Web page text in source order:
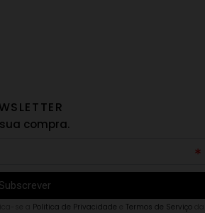
compra.
Politica de Privacidade Termos de Serviço